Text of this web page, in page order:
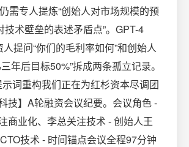
需专人提炼“创始人对市场规模的预
技术壁垒的表述矛盾点”。GPT-4
提问“你们的毛利率如何”和创始人
年后目标50%”拆成两条孤立记录。
词重构我们正在为红杉资本尽调团
技】A轮融资会议纪要。会议角色 -
商业化、李总关注技术 - 创始人王
技术 - 时间锚点会议全程97分钟